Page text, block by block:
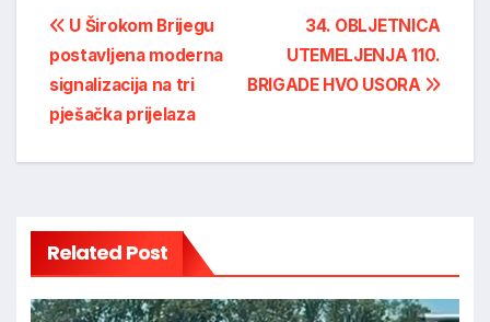
Post
navigation
34. OBLJETNICA
UTEMELJENJA 110.
BRIGADE HVO USORA
U Širokom Brijegu
postavljena moderna
signalizacija na tri
pješačka prijelaza
Related Post